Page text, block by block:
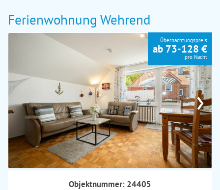
Ferienwohnung Wehrend
›
Übernachtungspreis
ab 73-128 €
pro Nacht
Objektnummer: 24405